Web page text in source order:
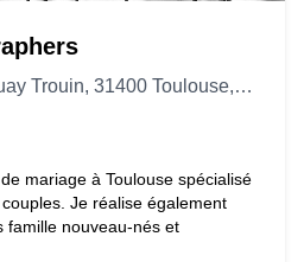
10 Rue René Duguay Trouin, 31400 Toulouse, France
mariage à Toulouse spécialisé
Je réalise également
famille nouveau-nés et